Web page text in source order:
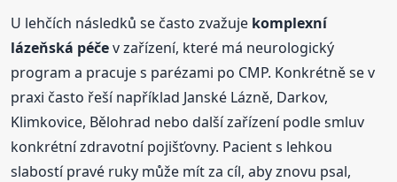
U lehčích následků se často zvažuje komplexní
lázeňská péčev zařízení, které má neurologický
program a pracuje s parézami po CMP. Konkrétně se v
praxi často řeší například Janské Lázně, Darkov,
Klimkovice, Bělohrad nebo další zařízení podle smluv
konkrétní zdravotní pojišťovny. Pacient s lehkou
slabostí pravé ruky může mít za cíl, aby znovu psal,